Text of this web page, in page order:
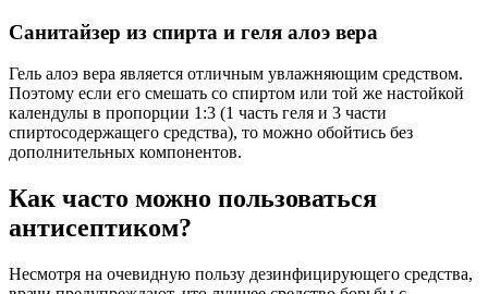
Санитайзер из спирта и геля алоэ вера
Гель алоэ вера является отличным увлажняющим средством.
Поэтому если его смешать со спиртом или той же настойкой
календулы в пропорции 1:3 (1 часть геля и 3 части
спиртосодержащего средства), то можно обойтись без
дополнительных компонентов.
Как часто можно пользоваться
антисептиком?
Несмотря на очевидную пользу дезинфицирующего средства,